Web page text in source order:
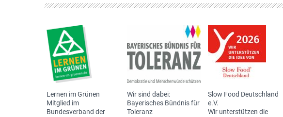
Lernen im Grünen
Mitglied im
Bundesverband der
Wir sind dabei:
Bayerisches Bündnis für
Toleranz
Slow Food Deutschland
e.V.
Wir unterstützen die